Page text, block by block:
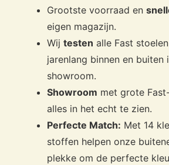
Grootste voorraad en
eigen magazijn.
Wij testen alle Fast
jarenlang binnen en buiten
showroom.
Showroom met grote
alles in het echt te zien.
Perfecte Match: Met 14
stoffen helpen onze
plekke om de perfecte